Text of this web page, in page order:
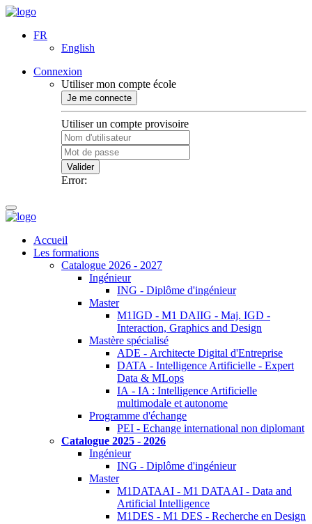
FR
English
Connexion
Utiliser mon compte école
Je me connecte
Utiliser un compte provisoire
Valider
Error:
Accueil
Les formations
Catalogue 2026 - 2027
Ingénieur
ING - Diplôme d'ingénieur
Master
M1IGD - M1 DAIIG - Maj. IGD -
Interaction, Graphics and Design
Mastère spécialisé
ADE - Architecte Digital d'Entreprise
DATA - Intelligence Artificielle - Expert
Data & MLops
IA - IA : Intelligence Artificielle
multimodale et autonome
Programme d'échange
PEI - Echange international non diplomant
Catalogue 2025 - 2026
Ingénieur
ING - Diplôme d'ingénieur
Master
M1DATAAI - M1 DATAAI - Data and
Artificial Intelligence
M1DES - M1 DES - Recherche en Design